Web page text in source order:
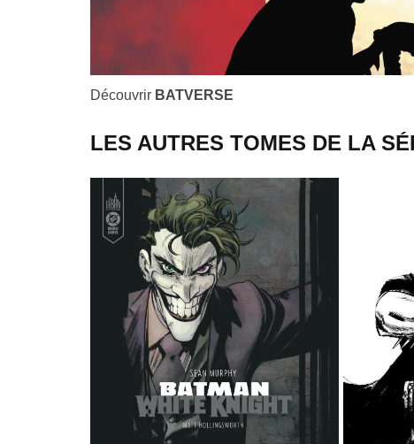
Découvrir BATVERSE
LES AUTRES TOMES DE LA